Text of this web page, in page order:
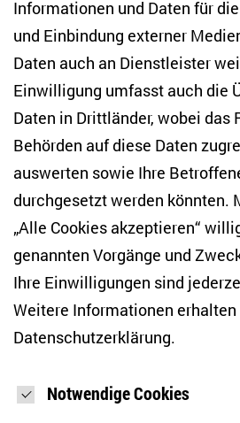
10117 Berlin
Tel. +49 (30) 2005949-17
info(at)zois-berlin(dot)de
NEWSLETTER
E-Mail-Adresse eingeben*
Ich möchte regelmäßig über
werden. Ich bin zudem damit
Interaktionen mit den Newslettern
Öffnung der E-Mail, angeklickte
Newsletter optimieren und
mit Wirkung für die Zukunft
von HTML-Inhalten in Ihrem E-
standardmäßig deaktivieren.
Informationen und Daten für
und Einbindung externer
Daten auch an Dienstleister
Einwilligung umfasst auch die
Daten in Drittländer, wobei das
Behörden auf diese Daten
auswerten sowie Ihre
durchgesetzt werden könnten.
„Alle Cookies akzeptieren“
genannten Vorgänge und
Ihre Einwilligungen sind
Weitere Informationen erhalten
Datenschutzerklärung.
Notwendige Cookies